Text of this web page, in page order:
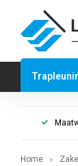
Home